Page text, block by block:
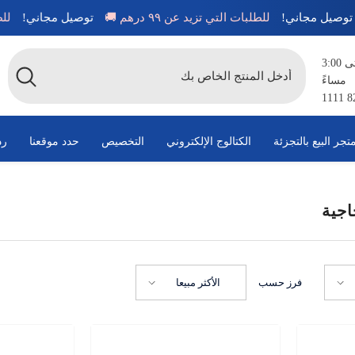
توصيل مجاني! للطلبات التي تزيد عن ٩٩ درهم 🚚 توصيل مجاني!
متاح من الساعة 8:00 صباحًا حتى 3:00
مساءً
متجر البيع بالتجزئة الكتالوج الإلكتروني التخصيص حدد موقعنا
فرز حسب الأكثر مبيعا